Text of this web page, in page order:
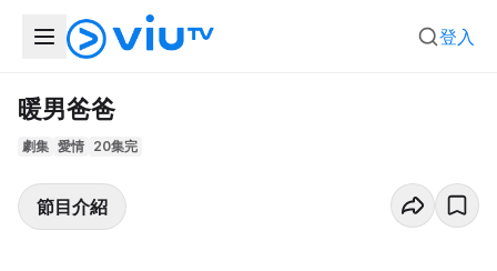
登入
暖男爸爸
劇集 愛情 20集完
節目介紹